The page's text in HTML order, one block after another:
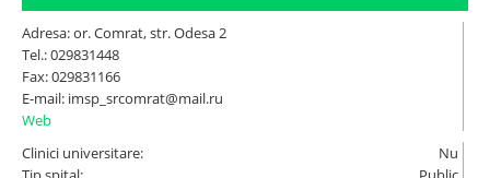
E-Sănătate Instituții
Tuberculoza Info
Spitale.MD
Adresa: or. Comrat, str. Odesa 2
Tel.: 029831448
Fax: 029831166
E-mail: imsp_srcomrat@mail.ru
Web
Clinici universitare:
Nu